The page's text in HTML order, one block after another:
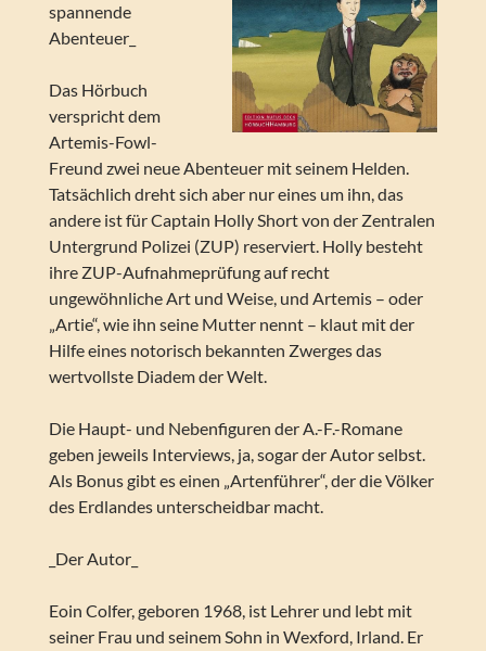
spannende
Abenteuer_
Das Hörbuch
verspricht dem
Artemis-Fowl-
Freund zwei neue Abenteuer mit seinem Helden.
Tatsächlich dreht sich aber nur eines um ihn, das
andere ist für Captain Holly Short von der Zentralen
Untergrund Polizei (ZUP) reserviert. Holly besteht
ihre ZUP-Aufnahmeprüfung auf recht
ungewöhnliche Art und Weise, und Artemis – oder
„Artie“, wie ihn seine Mutter nennt – klaut mit der
Hilfe eines notorisch bekannten Zwerges das
wertvollste Diadem der Welt.
Die Haupt- und Nebenfiguren der A.-F.-Romane
geben jeweils Interviews, ja, sogar der Autor selbst.
Als Bonus gibt es einen „Artenführer“, der die Völker
des Erdlandes unterscheidbar macht.
_Der Autor_
Eoin Colfer, geboren 1968, ist Lehrer und lebt mit
seiner Frau und seinem Sohn in Wexford, Irland. Er